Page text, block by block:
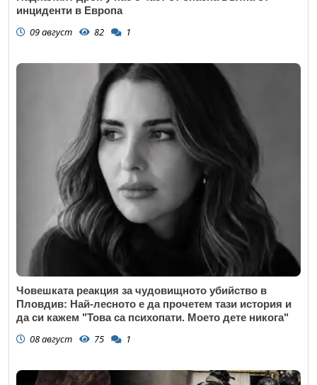
инциденти в Европа
09 август 82 1
Човешката реакция за чудовищното убийство в
Пловдив: Най-лесното е да прочетем тази история и
да си кажем "Това са психопати. Моето дете никога"
08 август 75 1